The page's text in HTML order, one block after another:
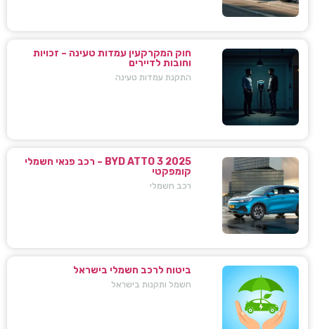
חוק המקרקעין עמדות טעינה – זכויות
וחובות לדיירים
התקנת עמדות טעינה
BYD ATTO 3 2025 – רכב פנאי חשמלי
קומפקטי
רכב חשמלי
ביטוח לרכב חשמלי בישראל
חשמל ותקנות בישראל